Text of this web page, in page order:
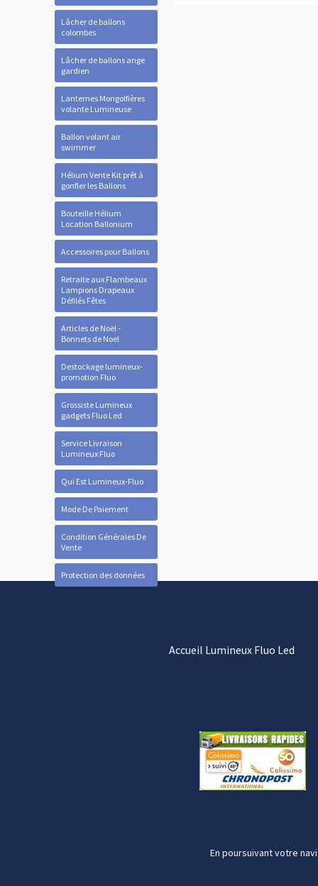
Lâcher de ballons
colombes
Lâcher de ballons ange
gardien
Lanternes Mongolfières
volante Lumineuse
Ballon volant air
swimmer
Hélium Vente Kit prêt à
gonfler les Ballons
Bouteille Hélium
Location Ballonium
Accessoires pour Ballons
Retraite aux Flambeaux
Lampions Drapeaux
Défilés Fêtes
Articles de Noël -
Bonnets de Noel
Destockage lumineux-
promotion Fluo
Grossiste Lumineux
gadgets Fluo Led
Service Livraison
Lumineux Fluo
Qui Est Lumineux-Fluo
Mode De Paiement
Condition Générales De
Vente
Protection des données
Accueil Lumineux Fluo Led
En poursuivant votre